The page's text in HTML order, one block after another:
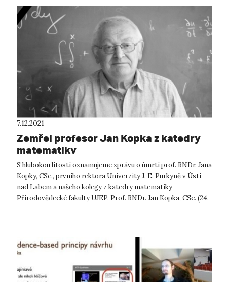
7.12.2021
Zemřel profesor Jan Kopka z katedry
matematiky
S hlubokou lítostí oznamujeme zprávu o úmrtí prof. RNDr. Jana
Kopky, CSc., prvního rektora Univerzity J. E. Purkyně v Ústí
nad Labem a našeho kolegy z katedry matematiky
Přírodovědecké fakulty UJEP. Prof. RNDr. Jan Kopka, CSc. (24.